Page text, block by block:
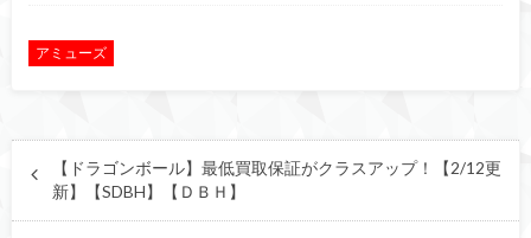
アミューズ
【ドラゴンボール】最低買取保証がクラスアップ！【2/12更
新】【SDBH】【ＤＢＨ】